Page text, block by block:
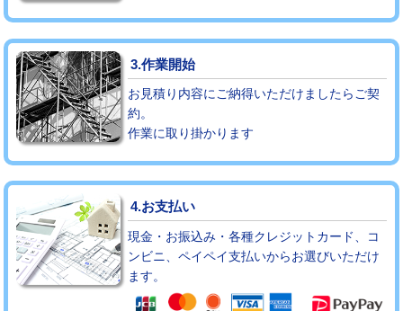
3.作業開始
お見積り内容にご納得いただけましたらご契
約。
作業に取り掛かります
4.お支払い
現金・お振込み・各種クレジットカード、コ
ンビニ、ペイペイ支払いからお選びいただけ
ます。